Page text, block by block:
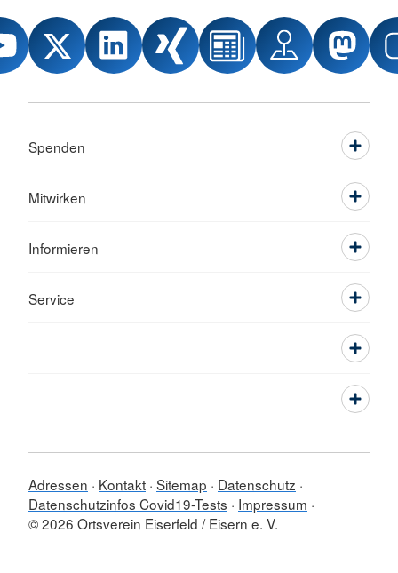
Spenden
Mitwirken
Informieren
Service
Adressen Kontakt Sitemap
Datenschutz
Datenschutzinfos Covid19-Tests
Impressum
© 2026 Ortsverein Eiserfeld / Eisern e. V.